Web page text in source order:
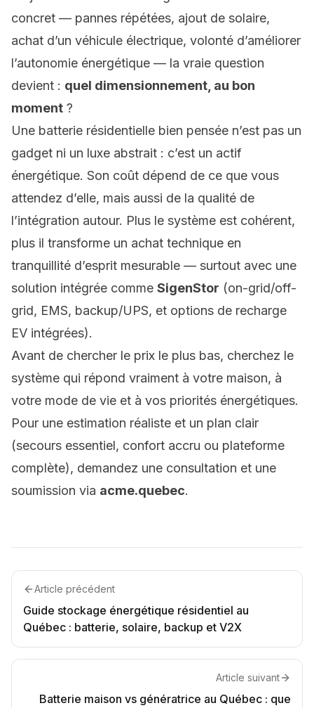
concret — pannes répétées, ajout de solaire,
achat d’un véhicule électrique, volonté d’améliorer
l’autonomie énergétique — la vraie question
devient : quel dimensionnement, au bon
moment ?
Une batterie résidentielle bien pensée n’est pas un
gadget ni un luxe abstrait : c’est un actif
énergétique. Son coût dépend de ce que vous
attendez d’elle, mais aussi de la qualité de
l’intégration autour. Plus le système est cohérent,
plus il transforme un achat technique en
tranquillité d’esprit mesurable — surtout avec une
solution intégrée comme SigenStor (on-grid/off-
grid, EMS, backup/UPS, et options de recharge
EV intégrées).
Avant de chercher le prix le plus bas, cherchez le
système qui répond vraiment à votre maison, à
votre mode de vie et à vos priorités énergétiques.
Pour une estimation réaliste et un plan clair
(secours essentiel, confort accru ou plateforme
complète), demandez une consultation et une
soumission via acme.quebec.
Article précédent
Guide stockage énergétique résidentiel au
Québec : batterie, solaire, backup et V2X
Article suivant
Batterie maison vs génératrice au Québec : que